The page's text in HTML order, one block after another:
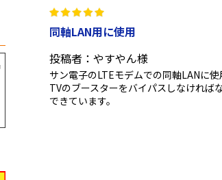
同軸LAN用に使用
投稿者：やすやん様
サン電子のLTEモデムでの同軸LANに使
TVのブースターをバイパスしなければ
できています。